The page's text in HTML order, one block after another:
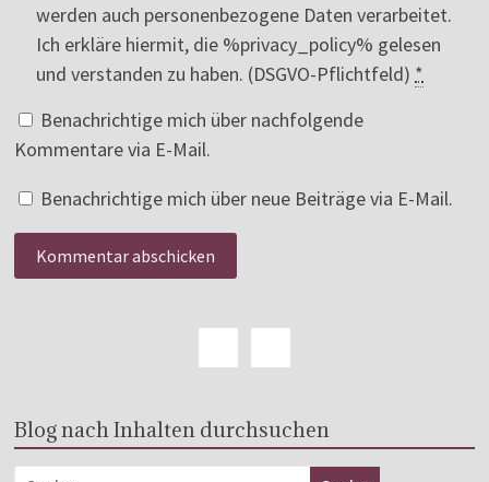
werden auch personenbezogene Daten verarbeitet.
Ich erkläre hiermit, die %privacy_policy% gelesen
und verstanden zu haben. (DSGVO-Pflichtfeld) *
Benachrichtige mich über nachfolgende
Kommentare via E-Mail.
Benachrichtige mich über neue Beiträge via E-Mail.
Blog nach Inhalten durchsuchen